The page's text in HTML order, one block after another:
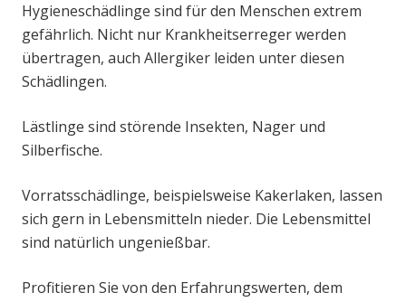
Hygieneschädlinge sind für den Menschen extrem
gefährlich. Nicht nur Krankheitserreger werden
übertragen, auch Allergiker leiden unter diesen
Schädlingen.
Lästlinge sind störende Insekten, Nager und
Silberfische.
Vorratsschädlinge, beispielsweise Kakerlaken, lassen
sich gern in Lebensmitteln nieder. Die Lebensmittel
sind natürlich ungenießbar.
Profitieren Sie von den Erfahrungswerten, dem